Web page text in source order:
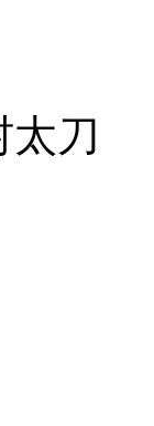
太刀